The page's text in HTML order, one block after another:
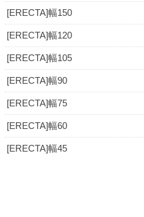
[ERECTA]幅150
[ERECTA]幅120
[ERECTA]幅105
[ERECTA]幅90
[ERECTA]幅75
[ERECTA]幅60
[ERECTA]幅45